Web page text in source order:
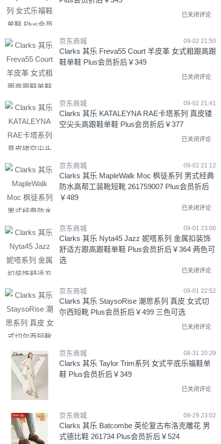
已关闭评论
京东商城 09-02 21:50
Clarks 其乐 Freva55 Court 羊皮革 女式粗跟高跟
鞋单鞋 Plus会员折后￥349
已关闭评论
京东商城 09-02 21:41
Clarks 其乐 KATALEYNA RAE卡塔系列 真皮镂
空尖头高跟鞋单鞋 Plus会员折后￥377
已关闭评论
京东商城 09-02 21:12
Clarks 其乐 MapleWalk Moc 枫徒系列 男式经典
防水高帮工装靴短靴 261759007 Plus会员折后
￥489
已关闭评论
京东商城 09-01 23:00
Clarks 其乐 Nyta45 Jazz 妮嗒系列 金属扣装饰
舒适方跟高跟鞋单鞋 Plus会员折后￥364 两色可
选
已关闭评论
京东商城 09-01 22:52
Clarks 其乐 StaysoRise 潮思系列 真皮 女式切
尔西短靴 Plus会员折后￥499 三色可选
已关闭评论
京东商城 08-31 20:29
Clarks 其乐 Taylor Trim系列 女式平底乐福鞋单
鞋 Plus会员折后￥349
已关闭评论
京东商城 08-29 23:02
Clarks 其乐 Batcombe 英伦复古布洛克雕花 男
式德比鞋 261734 Plus会员折后￥524